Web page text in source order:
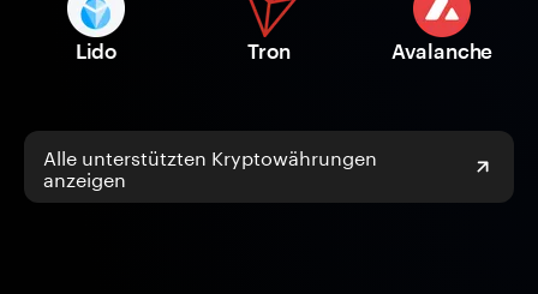
Lido Tron Avalanche
Alle unterstützten Kryptowährungen
anzeigen